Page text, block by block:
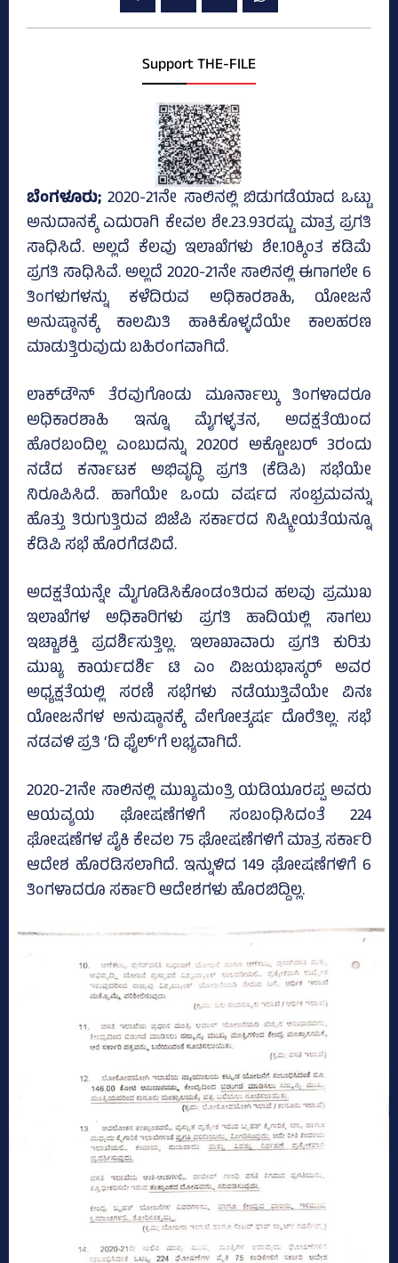
Support THE-FILE
ಬೆಂಗಳೂರು; 2020-21ನೇ ಸಾಲಿನಲ್ಲಿ ಬಿಡುಗಡೆಯಾದ ಒಟ್ಟು
ಅನುದಾನಕ್ಕೆ ಎದುರಾಗಿ ಕೇವಲ ಶೇ.23.93ರಷ್ಟು ಮಾತ್ರ ಪ್ರಗತಿ
ಸಾಧಿಸಿದೆ. ಅಲ್ಲದೆ ಕೆಲವು ಇಲಾಖೆಗಳು ಶೇ.10ಕ್ಕಿಂತ ಕಡಿಮೆ
ಪ್ರಗತಿ ಸಾಧಿಸಿವೆ. ಅಲ್ಲದೆ 2020-21ನೇ ಸಾಲಿನಲ್ಲಿ ಈಗಾಗಲೇ 6
ತಿಂಗಳುಗಳನ್ನು ಕಳೆದಿರುವ ಅಧಿಕಾರಶಾಹಿ, ಯೋಜನೆ
ಅನುಷ್ಠಾನಕ್ಕೆ ಕಾಲಮಿತಿ ಹಾಕಿಕೊಳ್ಳದೆಯೇ ಕಾಲಹರಣ
ಮಾಡುತ್ತಿರುವುದು ಬಹಿರಂಗವಾಗಿದೆ.
ಲಾಕ್‌ಡೌನ್‌ ತೆರವುಗೊಂಡು ಮೂರ್ನಾಲ್ಕು ತಿಂಗಳಾದರೂ
ಅಧಿಕಾರಶಾಹಿ ಇನ್ನೂ ಮೈಗಳ್ಳತನ, ಅದಕ್ಷತೆಯಿಂದ
ಹೊರಬಂದಿಲ್ಲ ಎಂಬುದನ್ನು 2020ರ ಅಕ್ಟೋಬರ್‌ 3ರಂದು
ನಡೆದ ಕರ್ನಾಟಕ ಅಭಿವೃದ್ಧಿ ಪ್ರಗತಿ (ಕೆಡಿಪಿ) ಸಭೆಯೇ
ನಿರೂಪಿಸಿದೆ. ಹಾಗೆಯೇ ಒಂದು ವರ್ಷದ ಸಂಭ್ರಮವನ್ನು
ಹೊತ್ತು ತಿರುಗುತ್ತಿರುವ ಬಿಜೆಪಿ ಸರ್ಕಾರದ ನಿಷ್ಕ್ರೀಯತೆಯನ್ನೂ
ಕೆಡಿಪಿ ಸಭೆ ಹೊರಗೆಡವಿದೆ.
ಅದಕ್ಷತೆಯನ್ನೇ ಮೈಗೂಡಿಸಿಕೊಂಡಂತಿರುವ ಹಲವು ಪ್ರಮುಖ
ಇಲಾಖೆಗಳ ಅಧಿಕಾರಿಗಳು ಪ್ರಗತಿ ಹಾದಿಯಲ್ಲಿ ಸಾಗಲು
ಇಚ್ಚಾಶಕ್ತಿ ಪ್ರದರ್ಶಿಸುತ್ತಿಲ್ಲ. ಇಲಾಖಾವಾರು ಪ್ರಗತಿ ಕುರಿತು
ಮುಖ್ಯ ಕಾರ್ಯದರ್ಶಿ ಟಿ ಎಂ ವಿಜಯಭಾಸ್ಕರ್‌ ಅವರ
ಅಧ್ಯಕ್ಷತೆಯಲ್ಲಿ ಸರಣಿ ಸಭೆಗಳು ನಡೆಯುತ್ತಿವೆಯೇ ವಿನಃ
ಯೋಜನೆಗಳ ಅನುಷ್ಠಾನಕ್ಕೆ ವೇಗೋತ್ಕರ್ಷ ದೊರೆತಿಲ್ಲ. ಸಭೆ
ನಡವಳಿ ಪ್ರತಿ ‘ದಿ ಫೈಲ್‌’ಗೆ ಲಭ್ಯವಾಗಿದೆ.
2020-21ನೇ ಸಾಲಿನಲ್ಲಿ ಮುಖ್ಯಮಂತ್ರಿ ಯಡಿಯೂರಪ್ಪ ಅವರು
ಆಯವ್ಯಯ ಘೋಷಣೆಗಳಿಗೆ ಸಂಬಂಧಿಸಿದಂತೆ 224
ಘೋಷಣೆಗಳ ಪೈಕಿ ಕೇವಲ 75 ಘೋಷಣೆಗಳಿಗೆ ಮಾತ್ರ ಸರ್ಕಾರಿ
ಆದೇಶ ಹೊರಡಿಸಲಾಗಿದೆ. ಇನ್ನುಳಿದ 149 ಘೋಷಣೆಗಳಿಗೆ 6
ತಿಂಗಳಾದರೂ ಸರ್ಕಾರಿ ಆದೇಶಗಳು ಹೊರಬಿದ್ದಿಲ್ಲ.